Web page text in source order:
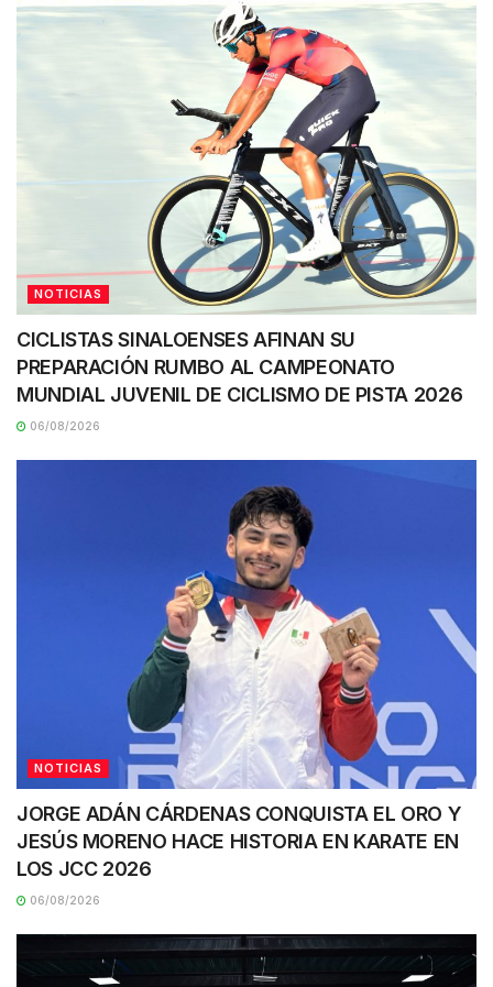
NOTICIAS
CICLISTAS SINALOENSES AFINAN SU
PREPARACIÓN RUMBO AL CAMPEONATO
MUNDIAL JUVENIL DE CICLISMO DE PISTA 2026
06/08/2026
NOTICIAS
JORGE ADÁN CÁRDENAS CONQUISTA EL ORO Y
JESÚS MORENO HACE HISTORIA EN KARATE EN
LOS JCC 2026
06/08/2026